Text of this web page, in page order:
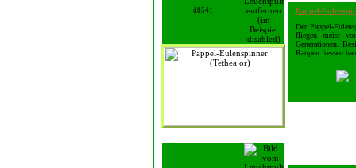
d8541
Pappel-
Der Pappel-
fliegen meist
Generationen.
Raupen fressen